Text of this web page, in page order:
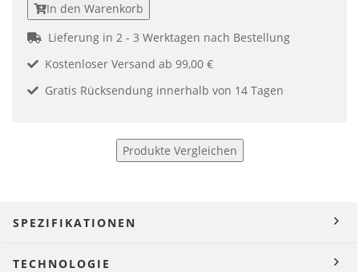
In den Warenkorb
Lieferung in 2 - 3 Werktagen nach Bestellung
Kostenloser Versand ab 99,00 €
Gratis Rücksendung innerhalb von 14 Tagen
Produkte Vergleichen
SPEZIFIKATIONEN
TECHNOLOGIE